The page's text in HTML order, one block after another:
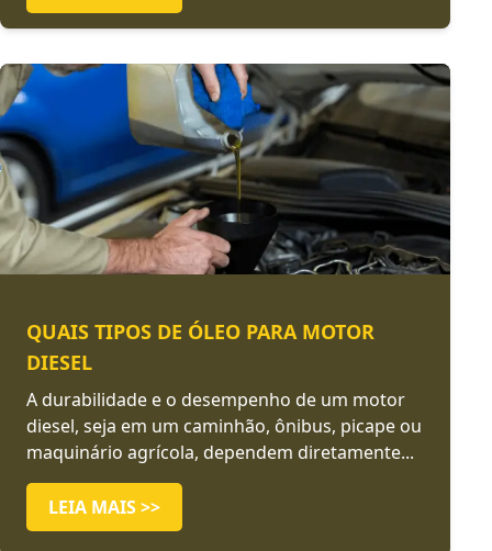
QUAIS TIPOS DE ÓLEO PARA MOTOR
DIESEL
A durabilidade e o desempenho de um motor
diesel, seja em um caminhão, ônibus, picape ou
maquinário agrícola, dependem diretamente...
LEIA MAIS >>